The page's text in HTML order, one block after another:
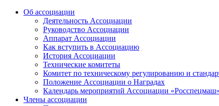
Об ассоциации
Деятельность Ассоциации
Руководство Ассоциации
Аппарат Ассоциации
Как вступить в Ассоциацию
История Ассоциации
Технические комитеты
Комитет по техническому регулированию и
Положение Ассоциации о Наградах
Календарь мероприятий Ассоциации «Росспецмаш»
Члены ассоциации